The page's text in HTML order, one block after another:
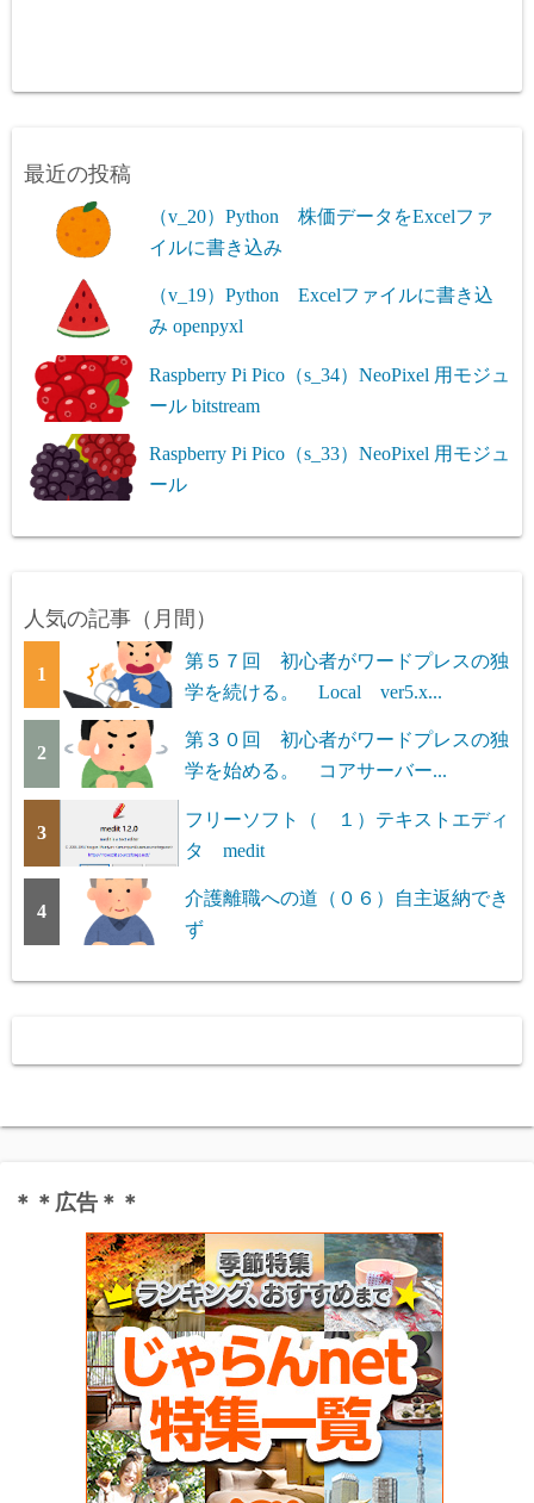
最近の投稿
（v_20）Python 株価データをExcelファ
イルに書き込み
（v_19）Python Excelファイルに書き込
み openpyxl
Raspberry Pi Pico（s_34）NeoPixel 用モジュ
ール bitstream
Raspberry Pi Pico（s_33）NeoPixel 用モジュ
ール
人気の記事（月間）
1
第５７回 初心者がワードプレスの独
学を続ける。 Local ver5.x...
2
第３０回 初心者がワードプレスの独
学を始める。 コアサーバー...
3
フリーソフト（ １）テキストエディ
タ medit
4
介護離職への道（０６）自主返納でき
ず
＊＊広告＊＊